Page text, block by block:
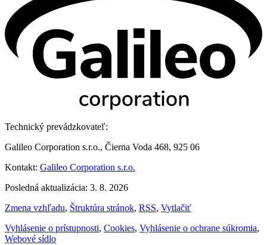
Technický prevádzkovateľ:
Galileo Corporation s.r.o., Čierna Voda 468, 925 06
Kontakt: Galileo Corporation s.r.o.
Posledná aktualizácia: 3. 8. 2026
Zmena vzhľadu, Štruktúra stránok, RSS, Vytlačiť
Vyhlásenie o prístupnosti, Cookies, Vyhlásenie o ochrane súkromia,
Webové sídlo